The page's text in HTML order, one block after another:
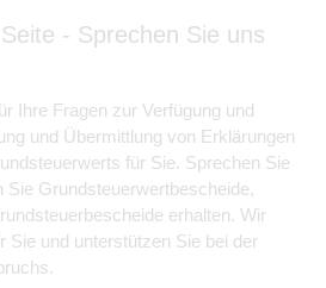
- Sprechen Sie uns
Ihre Fragen zur Verfügung und
und Übermittlung von Erklärungen
für Sie. Sprechen Sie
Sie Grundsteuerwertbescheide,
erhalten. Wir
Sie und unterstützen Sie bei der